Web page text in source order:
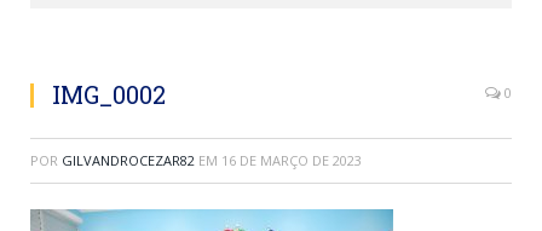
IMG_0002 0
POR GILVANDROCEZAR82 EM 16 DE MARÇO DE 2023